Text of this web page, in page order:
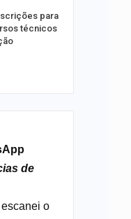
para
técnicos
de
o